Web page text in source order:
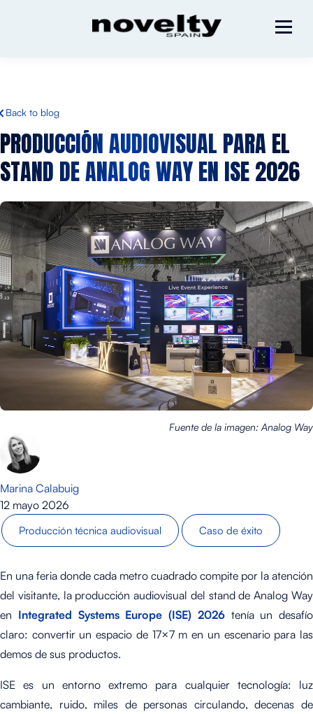
Back to blog
PRODUCCIÓN AUDIOVISUAL PARA EL
STAND DEANALOGWAYEN ISE 2026
Fuente de la imagen: Analog Way
Marina Calabuig
12 mayo 2026
Producción técnica audiovisual Caso de éxito
En una feria donde cada metro cuadrado compite por la atención
del visitante, la producción audiovisual del standde Analog Way
en Integrated Systems Europe (ISE) 2026tenía un desafío
claro: convertir un espacio de 17×7 m en un escenario para las
demos de sus productos.
ISE es un entorno extremo para cualquier tecnología: luz
cambiante, ruido, miles de personas circulando, decenas de